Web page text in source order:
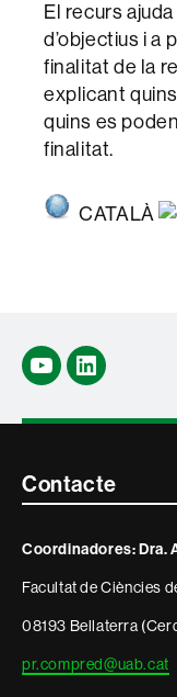
El recurs
d’objectius i a
finalitat de la
explicant
quins es
finalitat.
CATALÀ
YoutubeLinkedin
Contacte
informació
legal
Contacte
Coordinadores: Dra.
Facultat de Ciències
08193 Bellaterra
pr.compred@uab.cat